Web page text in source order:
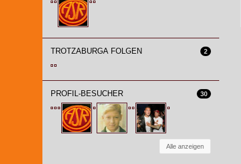
TROTZABURGA FOLGEN 2
PROFIL-BESUCHER 30
Alle anzeigen